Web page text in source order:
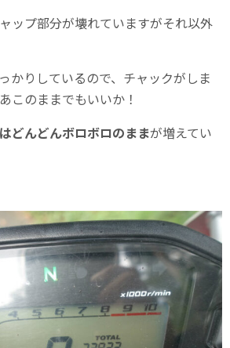
ップ部分が壊れていますがそれ以外
かりしているので、チャックがしま
このままでもいいか！
どんどんボロボロのままが増えてい